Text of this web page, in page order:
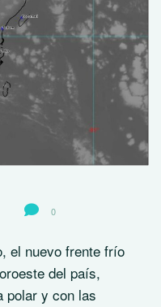
0
el nuevo frente frío
del país,
polar y con las